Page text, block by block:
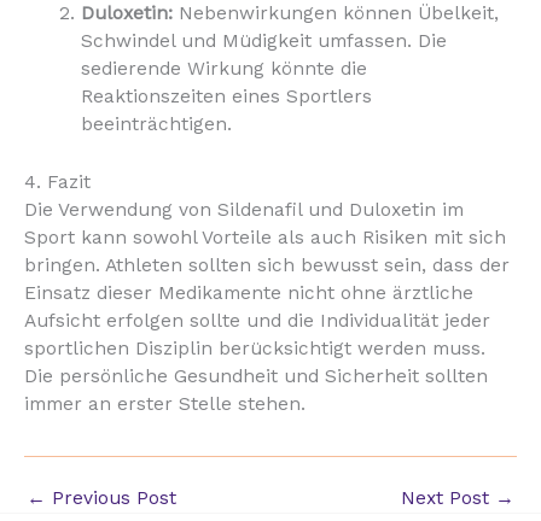
Duloxetin:Nebenwirkungen können Übelkeit,
Schwindel und Müdigkeit umfassen. Die
sedierende Wirkung könnte die
Reaktionszeiten eines Sportlers
beeinträchtigen.
4. Fazit
Die Verwendung von Sildenafil und Duloxetin im
Sport kann sowohl Vorteile als auch Risiken mit sich
bringen. Athleten sollten sich bewusst sein, dass der
Einsatz dieser Medikamente nicht ohne ärztliche
Aufsicht erfolgen sollte und die Individualität jeder
sportlichen Disziplin berücksichtigt werden muss.
Die persönliche Gesundheit und Sicherheit sollten
immer an erster Stelle stehen.
← Previous Post Next Post →